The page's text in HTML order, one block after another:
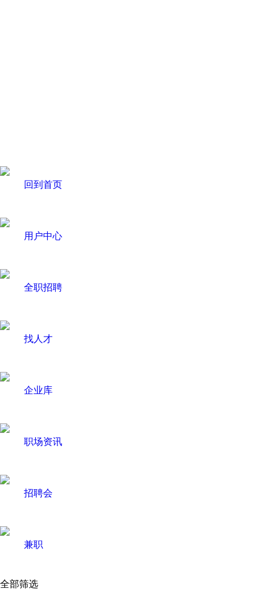
回到首页
用户中心
全职招聘
找人才
企业库
职场资讯
招聘会
兼职
全部筛选